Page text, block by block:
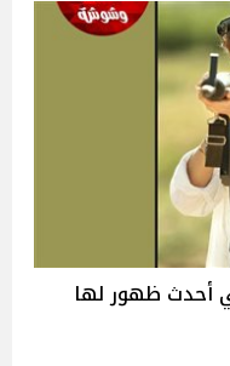
أحدث ظهور لها